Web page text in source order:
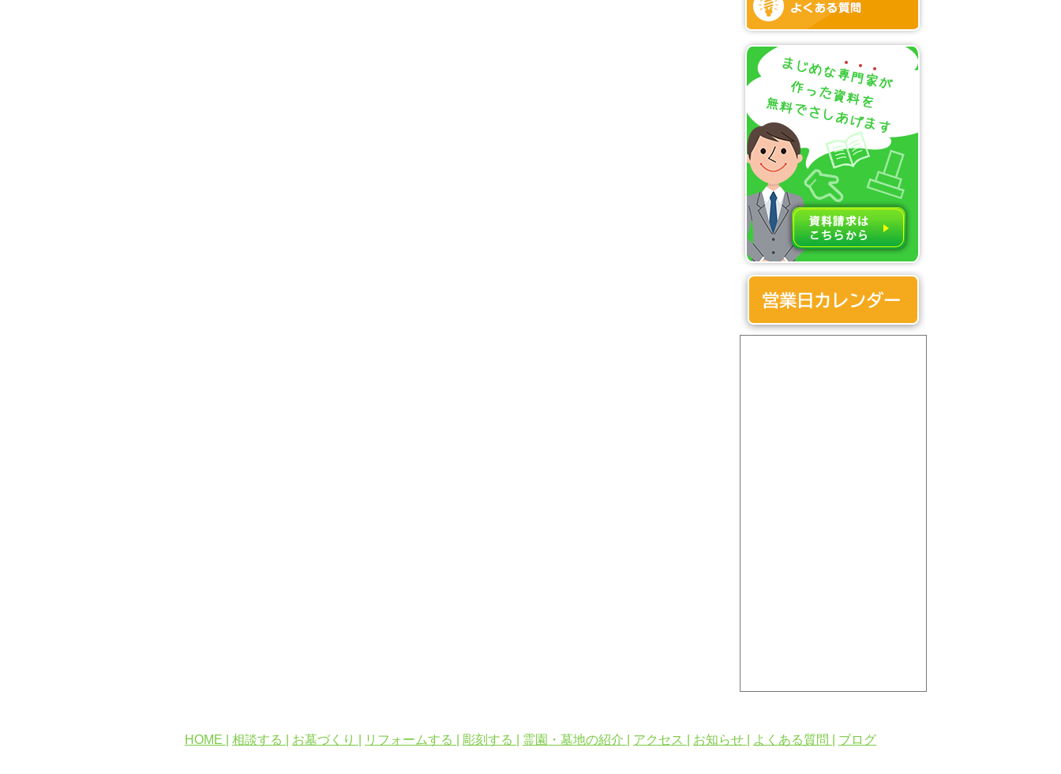
HOME | 相談する | お墓づくり | リフォームする | 彫刻する | 霊園・墓地の紹介 | アクセス | お知らせ | よくある質問 | ブログ